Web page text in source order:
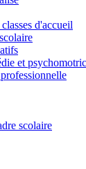
d'accueil
et
scolaire